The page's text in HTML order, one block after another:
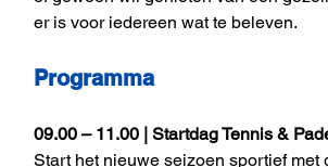
er is voor iedereen wat te beleven.
Programma
09.00 – 11.00 | Startdag Tennis &
Start het nieuwe seizoen sportief met